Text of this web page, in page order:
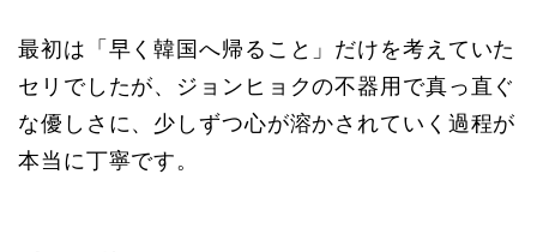
最初は「早く韓国へ帰ること」だけを考えていた
セリでしたが、ジョンヒョクの不器用で真っ直ぐ
な優しさに、少しずつ心が溶かされていく過程が
本当に丁寧です。